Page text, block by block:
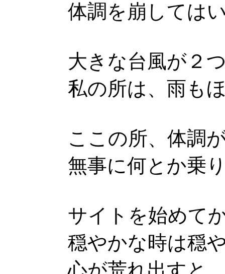
体調を崩しては
大きな台風が２
私の所は、雨も
ここの所、体調
無事に何とか乗
サイトを始めて
穏やかな時は穏